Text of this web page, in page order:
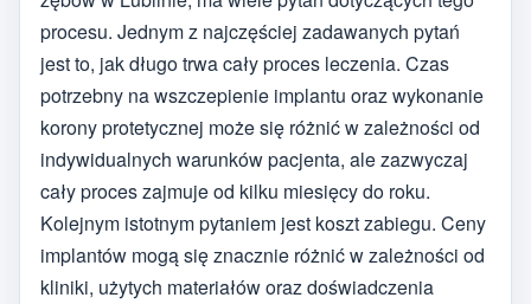
procesu. Jednym z najczęściej zadawanych pytań
jest to, jak długo trwa cały proces leczenia. Czas
potrzebny na wszczepienie implantu oraz wykonanie
korony protetycznej może się różnić w zależności od
indywidualnych warunków pacjenta, ale zazwyczaj
cały proces zajmuje od kilku miesięcy do roku.
Kolejnym istotnym pytaniem jest koszt zabiegu. Ceny
implantów mogą się znacznie różnić w zależności od
kliniki, użytych materiałów oraz doświadczenia